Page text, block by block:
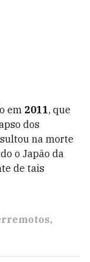
em 2011, que
dos
na morte
o Japão da
de tais